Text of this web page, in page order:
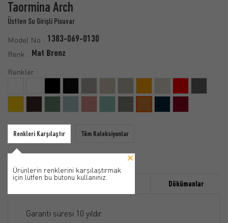
Taormina Arch
Üstten Su Girişli Pisuvar
Model No : 1383-069-0130
Renk : Mat Bronz
Renkler :
Renkleri Karşılaştır Tüm Koleksiyonlar
Ürünlerin renklerini karşılaştırmak
için lütfen bu butonu kullanınız.
Dökümanlar
Garanti süresi 10 yıldır.